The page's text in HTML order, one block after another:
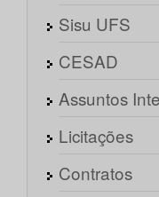
Sisu UFS
CESAD
Assuntos
Licitações
Contratos